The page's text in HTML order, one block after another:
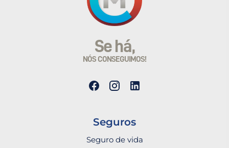
Se há,
NÓS CONSEGUIMOS!
Seguros
Seguro de vida